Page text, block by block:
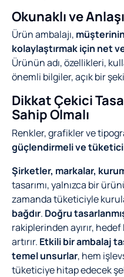
Okunaklı ve
Ürün ambalajı, müşterinin
kolaylaştırmak için net
Ürünün adı, özellikleri,
önemli bilgiler, açık bir
Dikkat Çekici
Sahip Olmalı
Renkler, grafikler ve
güçlendirmeli ve
Şirketler, markalar,
tasarımı, yalnızca bir
zamanda tüketiciyle
bağdır. Doğru
rakiplerinden ayırır,
artırır. Etkili bir ambalaj
temel unsurlar, hem
tüketiciye hitap edecek